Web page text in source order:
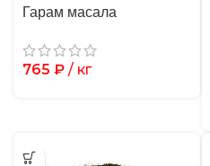
Гарам масала
765 ₽ / кг